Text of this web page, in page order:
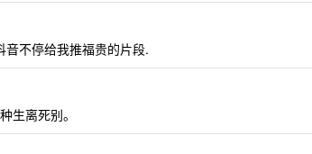
音不停给我推福贵的片段.
生离死别。